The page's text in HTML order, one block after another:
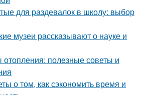
для раздевалок в школу: выбор
музеи рассказывают о науке и
отопления: полезные советы и
о том, как сэкономить время и